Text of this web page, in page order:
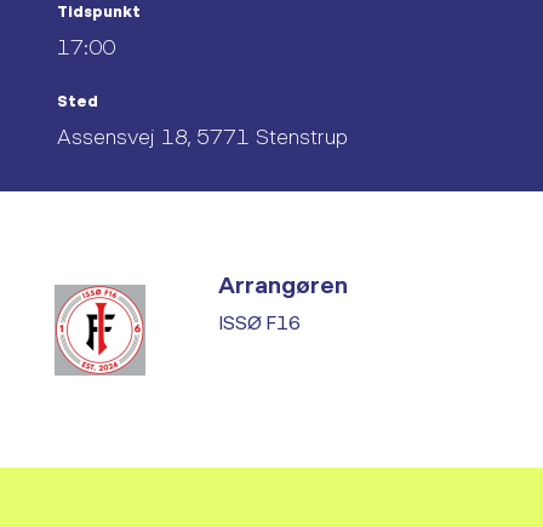
Tidspunkt
17:00
Sted
Assensvej 18, 5771 Stenstrup
Arrangøren
ISSØ F16